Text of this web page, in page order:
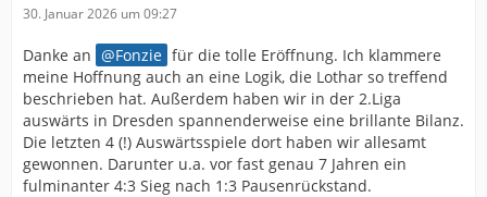
30. Januar 2026 um 09:27
Danke an Fonzie für die tolle Eröffnung. Ich klammere
meine Hoffnung auch an eine Logik, die Lothar so treffend
beschrieben hat. Außerdem haben wir in der 2.Liga
auswärts in Dresden spannenderweise eine brillante Bilanz.
Die letzten 4 (!) Auswärtsspiele dort haben wir allesamt
gewonnen. Darunter u.a. vor fast genau 7 Jahren ein
fulminanter 4:3 Sieg nach 1:3 Pausenrückstand.